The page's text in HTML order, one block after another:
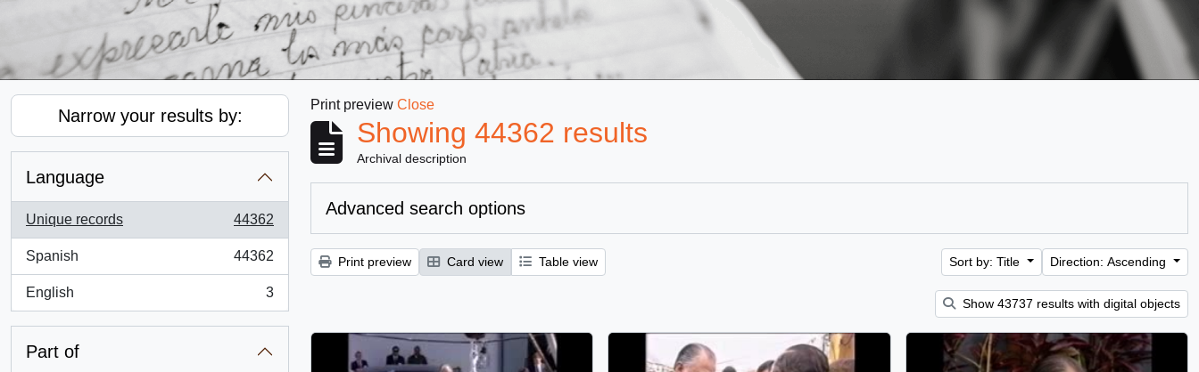
Narrow your results by:
Language
Unique records
, 44362 results
44362
Spanish
, 44362 results
44362
English
, 3 results
3
Part of
Print preview Close
Showing 44362 results
Archival description
Advanced search options
Print preview Card view Table view Sort by: Title Direction: Ascending
Show 43737 results with digital objects